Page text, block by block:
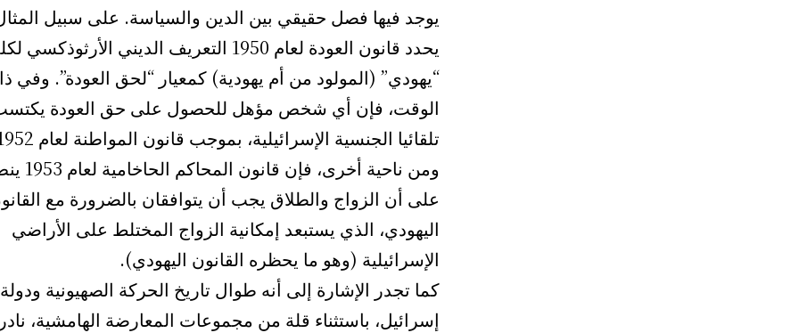
يوجد فيها فصل حقيقي بين الدين والسياسة. على سبيل
يحدد قانون العودة لعام 1950 التعريف الديني الأرثوذكسي
“يهودي” (المولود من أم يهودية) كمعيار “لحق العودة”. وفي
الوقت، فإن أي شخص مؤهل للحصول على حق العودة
ومن ناحية أخرى، فإن قانون
على أن الزواج والطلاق يجب أن يتوافقان بالضرورة مع
اليهودي، الذي يستبعد إمكانية الزواج المختلط على الأراضي
الإسرائيلية (وهو ما يحظره القانون اليهودي).
كما تجدر الإشارة إلى أنه طوال تاريخ الحركة الصهيونية ودولة
إسرائيل، باستثناء قلة من مجموعات المعارضة الهامشية،